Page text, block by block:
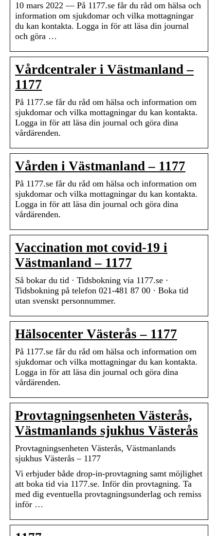
10 mars 2022 — På 1177.se får du råd om hälsa och
information om sjukdomar och vilka mottagningar
du kan kontakta. Logga in för att läsa din journal
och göra …
Vårdcentraler i Västmanland –
1177
På 1177.se får du råd om hälsa och information om
sjukdomar och vilka mottagningar du kan kontakta.
Logga in för att läsa din journal och göra dina
vårdärenden.
Vården i Västmanland – 1177
På 1177.se får du råd om hälsa och information om
sjukdomar och vilka mottagningar du kan kontakta.
Logga in för att läsa din journal och göra dina
vårdärenden.
Vaccination mot covid-19 i
Västmanland – 1177
Så bokar du tid · Tidsbokning via 1177.se ·
Tidsbokning på telefon 021-481 87 00 · Boka tid
utan svenskt personnummer.
Hälsocenter Västerås – 1177
På 1177.se får du råd om hälsa och information om
sjukdomar och vilka mottagningar du kan kontakta.
Logga in för att läsa din journal och göra dina
vårdärenden.
Provtagningsenheten Västerås,
Västmanlands sjukhus Västerås
Provtagningsenheten Västerås, Västmanlands
sjukhus Västerås – 1177
Vi erbjuder både drop-in-provtagning samt möjlighet
att boka tid via 1177.se. Inför din provtagning. Ta
med dig eventuella provtagningsunderlag och remiss
inför …